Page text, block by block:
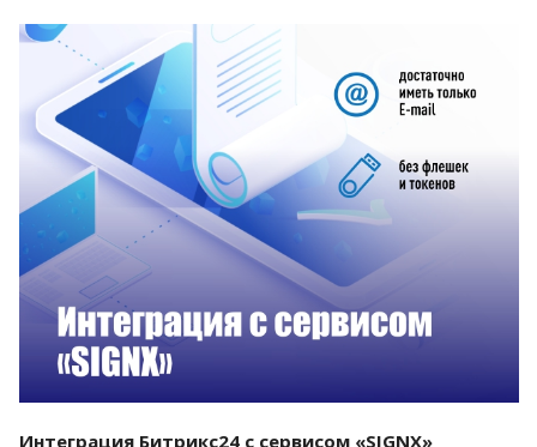
Смотреть проект
Интеграция Битрикс24 с сервисом «SIGNX»